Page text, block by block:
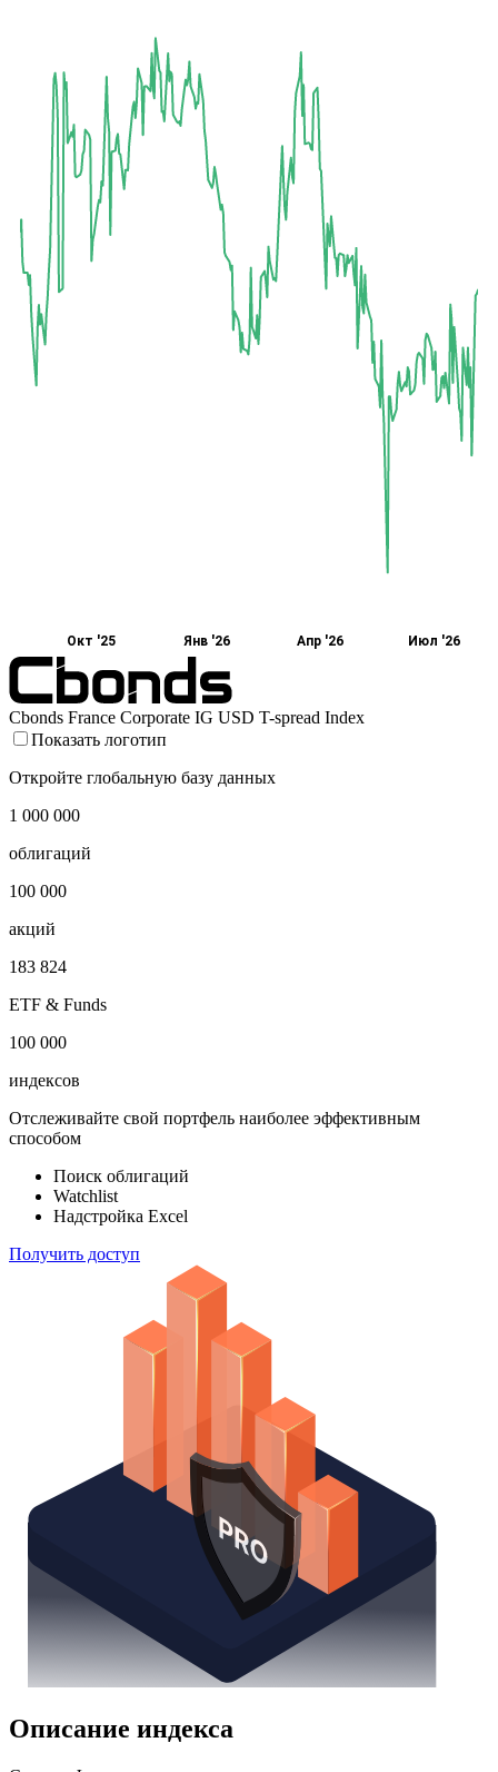
Окт '25 Янв '26 Апр '26 Июл '26
Cbonds France Corporate IG USD T-spread Index
Показать логотип
Откройте глобальную базу данных
1 000 000
облигаций
100 000
акций
183 824
ETF & Funds
100 000
индексов
Отслеживайте свой портфель наиболее эффективным
способом
Поиск облигаций
Watchlist
Надстройка Excel
Получить доступ
Описание индекса